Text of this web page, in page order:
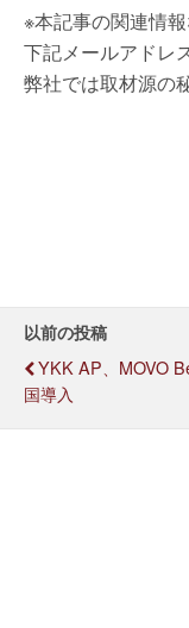
※本記事の関連情
下記メールアドレ
弊社では取材源の
以前の投稿
YKK AP、MOVO
国導入